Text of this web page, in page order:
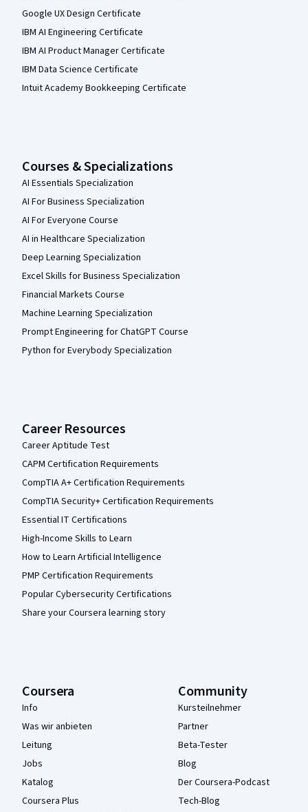
Google UX Design Certificate
IBM AI Engineering Certificate
IBM AI Product Manager Certificate
IBM Data Science Certificate
Intuit Academy Bookkeeping Certificate
Courses & Specializations
AI Essentials Specialization
AI For Business Specialization
AI For Everyone Course
AI in Healthcare Specialization
Deep Learning Specialization
Excel Skills for Business Specialization
Financial Markets Course
Machine Learning Specialization
Prompt Engineering for ChatGPT Course
Python for Everybody Specialization
Career Resources
Career Aptitude Test
CAPM Certification Requirements
CompTIA A+ Certification Requirements
CompTIA Security+ Certification Requirements
Essential IT Certifications
High-Income Skills to Learn
How to Learn Artificial Intelligence
PMP Certification Requirements
Popular Cybersecurity Certifications
Share your Coursera learning story
Coursera
Info
Was wir anbieten
Leitung
Jobs
Katalog
Coursera Plus
Community
Kursteilnehmer
Partner
Beta-Tester
Blog
Der Coursera-Podcast
Tech-Blog